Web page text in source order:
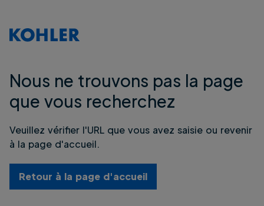
Nous ne trouvons pas la page
que vous recherchez
Veuillez vérifier l'URL que vous avez saisie ou revenir
à la page d'accueil.
Retour à la page d'accueil